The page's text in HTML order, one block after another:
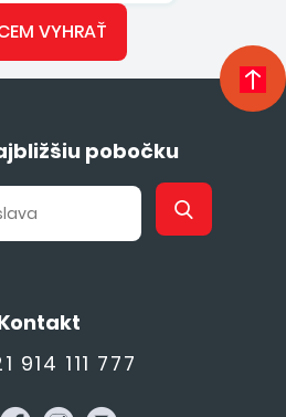
VYHRAŤ
pobočku
914 111 777